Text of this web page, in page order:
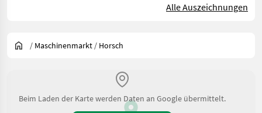
Alle Auszeichnungen
/ Maschinenmarkt / Horsch
Beim Laden der Karte werden Daten an Google übermittelt.